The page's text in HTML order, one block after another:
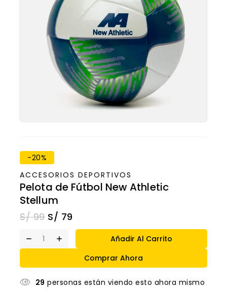
-20%
ACCESORIOS DEPORTIVOS
Pelota de Fútbol New Athletic
Stellum
S/99 S/ 79
Añadir Al Carrito
Comprar Ahora
29 personas están viendo esto ahora mismo